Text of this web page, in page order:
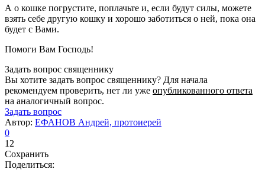
А о кошке погрустите, поплачьте и, если будут силы, можете
взять себе другую кошку и хорошо заботиться о ней, пока она
будет с Вами.
Помоги Вам Господь!
Задать вопрос священнику
Вы хотите задать вопрос священнику? Для начала
рекомендуем проверить, нет ли уже опубликованного ответа
на аналогичный вопрос.
Задать вопрос
Автор: ЕФАНОВ Андрей, протоиерей
0
12
Сохранить
Поделиться: